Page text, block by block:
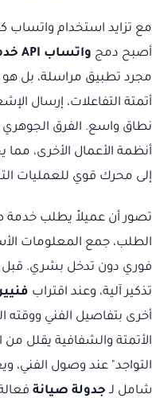
مع تزايد استخدام واتساب
أصبح دمج واتساب API خدمات ميدانية
مجرد تطبيق مراسلة، بل
أتمتة التفاعلات، إرسال
أنظمة الأعمال الأخرى،
إلى محرك قوي للعمليات
تصور أن عميلاً يطلب خدمة
الطلب، جمع المعلومات
فوري دون تدخل بشري. قبل
تذكير آلية، وعند اقتراب
أخرى بتفاصيل الفني
الأتمتة والشفافية يقلل من
التواجد" عند وصول الفني،
شامل لـ جدولة صيانة